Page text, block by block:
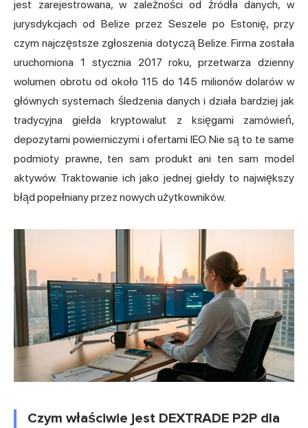
jest zarejestrowana, w zależności od źródła danych, w
jurysdykcjach od Belize przez Seszele po Estonię, przy
czym najczęstsze zgłoszenia dotyczą Belize. Firma została
uruchomiona 1 stycznia 2017 roku, przetwarza dzienny
wolumen obrotu od około 115 do 145 milionów dolarów w
głównych systemach śledzenia danych i działa bardziej jak
tradycyjna giełda kryptowalut z księgami zamówień,
depozytami powierniczymi i ofertami IEO. Nie są to te same
podmioty prawne, ten sam produkt ani ten sam model
aktywów. Traktowanie ich jako jednej giełdy to największy
błąd popełniany przez nowych użytkowników.
Czym właściwie jest DEXTRADE P2P dla